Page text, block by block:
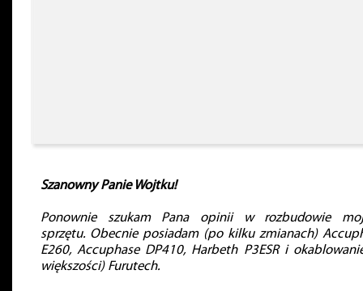
Szanowny Panie Wojtku!
Ponownie szukam Pana opinii w rozbudowie
sprzętu. Obecnie posiadam (po kilku zmianach)
E260, Accuphase DP410, Harbeth P3ESR i
większości) Furutech.